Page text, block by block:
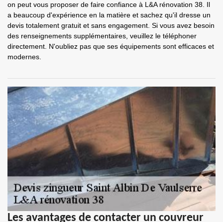
on peut vous proposer de faire confiance à L&A rénovation 38. Il
a beaucoup d'expérience en la matière et sachez qu'il dresse un
devis totalement gratuit et sans engagement. Si vous avez besoin
des renseignements supplémentaires, veuillez le téléphoner
directement. N'oubliez pas que ses équipements sont efficaces et
modernes.
Les avantages de contacter un couvreur